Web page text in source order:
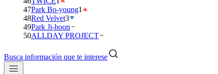
47Park Bo-young1
48Red Velvet3
49Park Ji-hoon
50ALLDAY PROJECT
Busca información que te interese